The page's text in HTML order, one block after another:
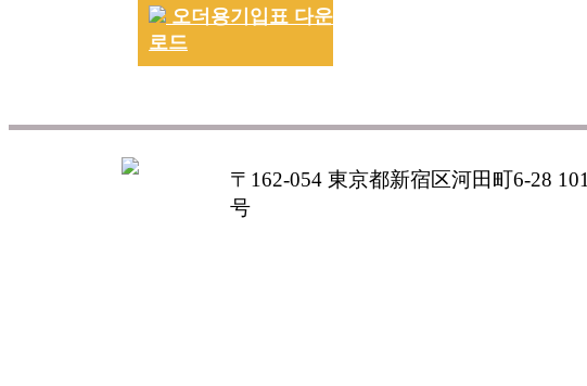
오더용기입표 다운
로드
〒162-054 東京都新宿区河田町6-28 101
号